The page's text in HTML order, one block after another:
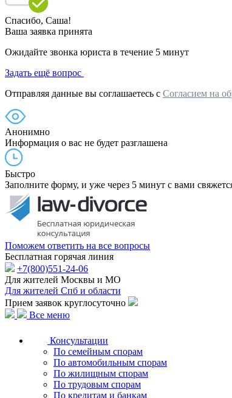
Спасибо, Саша!
Ваша заявка принята
Ожидайте звонка юриста в течение 5 минут
Задать ещё вопрос
Отправляя данные вы соглашаетесь с Согласием на
Анонимно
Информация о вас не будет разглашена
Быстро
Заполните форму, и уже через 5 минут с вами
Поможем ответить на все вопросы
Бесплатная горячая линия
+7(800)551-24-06
Для жителей Москвы и МО
Для жителей Спб и области
Прием заявок круглосуточно
Все меню
Консультации
По семейным спорам
По автомобильным спорам
По жилищным спорам
По трудовым спорам
По кредитам и банкам